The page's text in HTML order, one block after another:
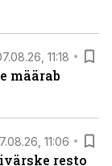
11:18
määrab
11:06
resto